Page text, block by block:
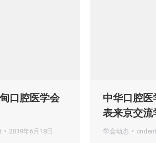
口腔医学会
2019年6月18日
中华口腔
表来京交流
学会动态 cndent